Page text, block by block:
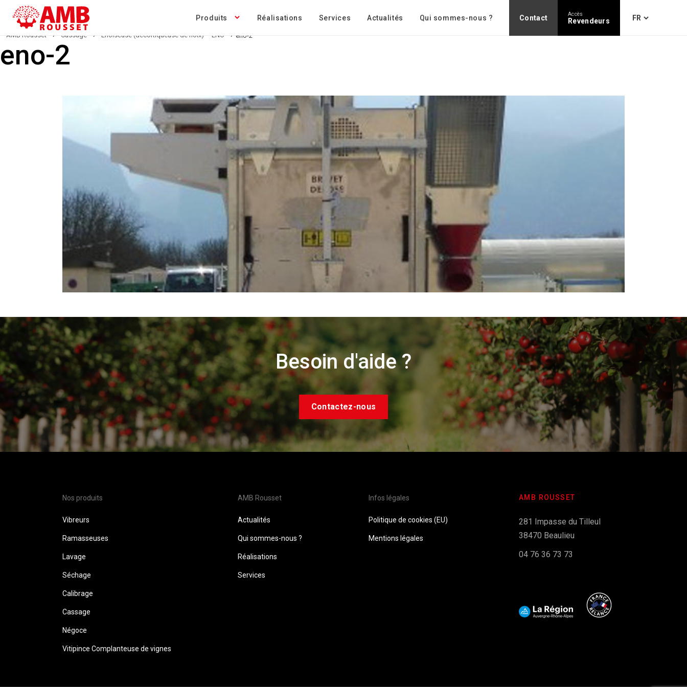
Produits Réalisations Services Actualités Qui sommes-nous ? Contact Accès
Revendeurs
AMB Rousset › Cassage › Énoiseuse (décortiqueuse de noix) – ENO › eno-2
eno-2
Besoin d'aide ?
Contactez-nous
Nos produits
Vibreurs
Ramasseuses
Lavage
Séchage
Calibrage
Cassage
Négoce
Vitipince Complanteuse de vignes
AMB Rousset
Actualités
Qui sommes-nous ?
Réalisations
Services
Infos légales
Politique de cookies (EU)
Mentions légales
AMB ROUSSET
281 Impasse du Tilleul
38470 Beaulieu
04 76 36 73 73